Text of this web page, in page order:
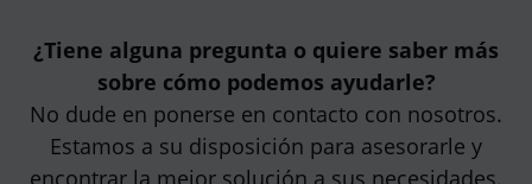
¿Tiene alguna pregunta o quiere saber más
sobre cómo podemos ayudarle?
No dude en ponerse en contacto con nosotros.
Estamos a su disposición para asesorarle y